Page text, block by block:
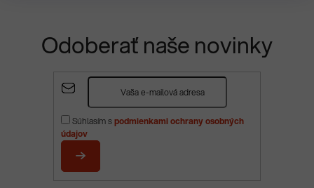
Odoberať naše novinky
Súhlasím spodmienkami ochrany osobných
údajov
PRIHLÁSIŤ